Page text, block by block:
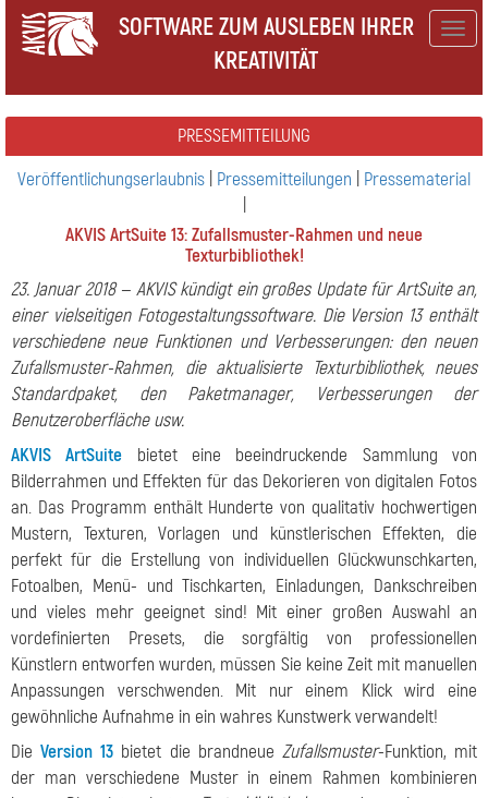
SOFTWARE ZUM AUSLEBEN IHRER
KREATIVITÄT
PRESSEMITTEILUNG
Veröffentlichungserlaubnis Pressemitteilungen
Pressematerial
AKVIS ArtSuite 13: Zufallsmuster-Rahmen und neue
Texturbibliothek!
23. Januar 2018 — AKVIS kündigt ein großes Update für ArtSuite an,
einer vielseitigen Fotogestaltungssoftware. Die Version 13 enthält
verschiedene neue Funktionen und Verbesserungen: den neuen
Zufallsmuster-Rahmen, die aktualisierte Texturbibliothek, neues
Standardpaket, den Paketmanager, Verbesserungen der
Benutzeroberfläche usw.
AKVIS ArtSuite bietet eine beeindruckende Sammlung von
Bilderrahmen und Effekten für das Dekorieren von digitalen Fotos
an. Das Programm enthält Hunderte von qualitativ hochwertigen
Mustern, Texturen, Vorlagen und künstlerischen Effekten, die
perfekt für die Erstellung von individuellen Glückwunschkarten,
Fotoalben, Menü- und Tischkarten, Einladungen, Dankschreiben
und vieles mehr geeignet sind! Mit einer großen Auswahl an
vordefinierten Presets, die sorgfältig von professionellen
Künstlern entworfen wurden, müssen Sie keine Zeit mit manuellen
Anpassungen verschwenden. Mit nur einem Klick wird eine
gewöhnliche Aufnahme in ein wahres Kunstwerk verwandelt!
DieVersion 13 bietet die brandneue Zufallsmuster-Funktion, mit
der man verschiedene Muster in einem Rahmen kombinieren